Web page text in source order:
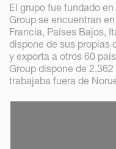
El grupo fue fundado
Group se encuentran
Francia, Países Bajos,
dispone de sus propias
y exporta a otros 60
Group dispone de
trabajaba fuera de